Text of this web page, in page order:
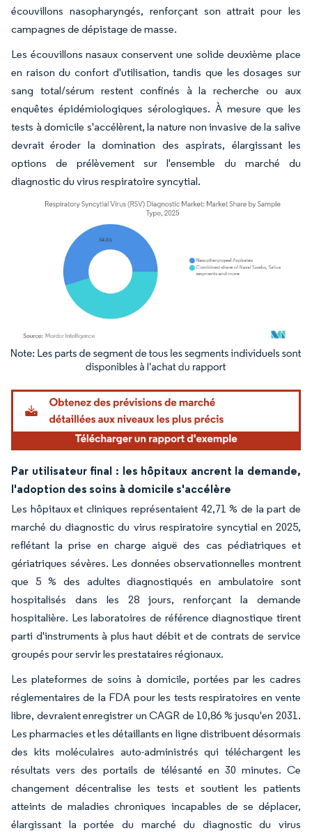
écouvillons nasopharyngés, renforçant son attrait pour les
campagnes de dépistage de masse.
Les écouvillons nasaux conservent une solide deuxième place
en raison du confort d'utilisation, tandis que les dosages sur
sang total/sérum restent confinés à la recherche ou aux
enquêtes épidémiologiques sérologiques. À mesure que les
tests à domicile s'accélèrent, la nature non invasive de la salive
devrait éroder la domination des aspirats, élargissant les
options de prélèvement sur l'ensemble du marché du
diagnostic du virus respiratoire syncytial.
Image © Mordor Intelligence. La réutilisation nécessite une attribution sous CC BY
Par utilisateur final : les hôpitaux ancrent la demande,
l'adoption des soins à domicile s'accélère
Les hôpitaux et cliniques représentaient 42,71 % de la part de
marché du diagnostic du virus respiratoire syncytial en 2025,
reflétant la prise en charge aiguë des cas pédiatriques et
gériatriques sévères. Les données observationnelles montrent
que 5 % des adultes diagnostiqués en ambulatoire sont
hospitalisés dans les 28 jours, renforçant la demande
hospitalière. Les laboratoires de référence diagnostique tirent
parti d'instruments à plus haut débit et de contrats de service
groupés pour servir les prestataires régionaux.
Les plateformes de soins à domicile, portées par les cadres
réglementaires de la FDA pour les tests respiratoires en vente
libre, devraient enregistrer un CAGR de 10,86 % jusqu'en 2031.
Les pharmacies et les détaillants en ligne distribuent désormais
des kits moléculaires auto-administrés qui téléchargent les
résultats vers des portails de télésanté en 30 minutes. Ce
changement décentralise les tests et soutient les patients
atteints de maladies chroniques incapables de se déplacer,
élargissant la portée du marché du diagnostic du virus